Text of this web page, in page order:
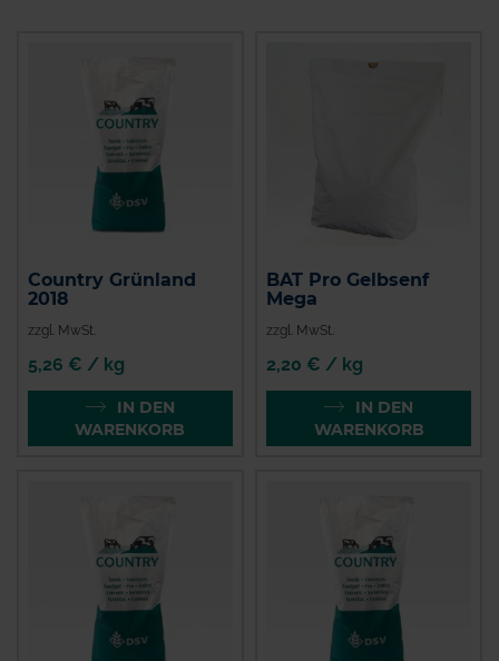
Country Grünland
2018
zzgl. MwSt.
5,26 € / kg
IN DEN
WARENKORB
BAT Pro Gelbsenf
Mega
zzgl. MwSt.
2,20 € / kg
IN DEN
WARENKORB